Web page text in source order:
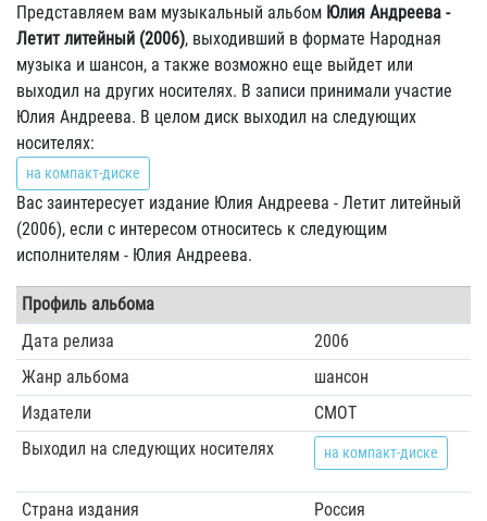
Представляем вам музыкальный альбом Юлия Андреева -
Летит литейный (2006), выходивший в формате Народная
музыка и шансон, а также возможно еще выйдет или
выходил на других носителях. В записи принимали участие
Юлия Андреева. В целом диск выходил на следующих
носителях:
на компакт-диске
Вас заинтересует издание Юлия Андреева - Летит литейный
(2006), если с интересом относитесь к следующим
исполнителям - Юлия Андреева.
Профиль альбома
Дата релиза
2006
Жанр альбома
шансон
Издатели
СМОТ
Выходил на следующих носителях
на компакт-диске
Страна издания
Россия